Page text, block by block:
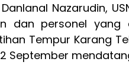
Nazarudin,
dan personel
Tempur Karang
September